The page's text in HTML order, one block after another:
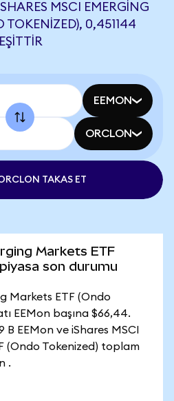
MSCI EMERGING
TOKENIZED), 0,451144
EEMON
ORCLON
TAKAS ET
Markets ETF
son durumu
Markets ETF (Ondo
EEMon başına $66,44.
B EEMon ve iShares MSCI
(Ondo Tokenized) toplam
.